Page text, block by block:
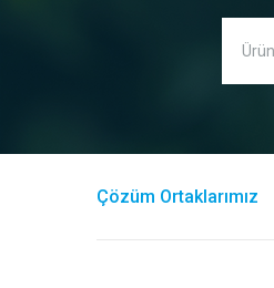
Çözüm Ortaklarımız